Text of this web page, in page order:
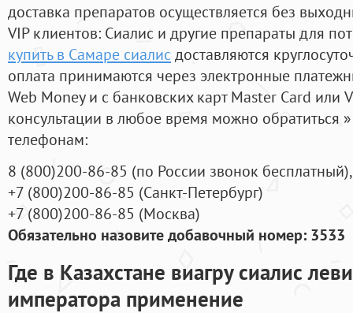
доставка препаратов осуществляется без
VIP клиентов: Сиалис и другие препараты для
купить в Самаре сиалис доставляются
оплата принимаются через электронные
Web Money и с банковских карт Master Card или
консультации в любое время можно обратиться
телефонам:
8 (800)200-86-85 (по России звонок бесплатный),
+7 (800)200-86-85 (Санкт-Петербург)
+7 (800)200-86-85 (Москва)
Обязательно назовите добавочный номер: 3533
Где в Казахстане виагру сиалис
императора применение